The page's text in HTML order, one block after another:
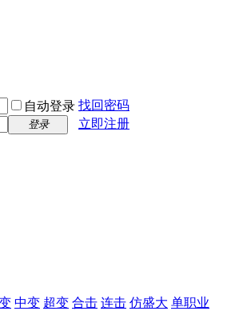
自动登录 找回密码
登录
立即注册
中变 超变 合击 连击 仿盛大 单职业